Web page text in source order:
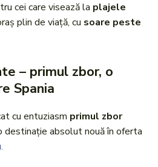
cei care visează la plajele
plin de viață, cu soare peste
– primul zbor, o
Spania
cu entuziasm primul zbor
destinație absolut nouă în oferta